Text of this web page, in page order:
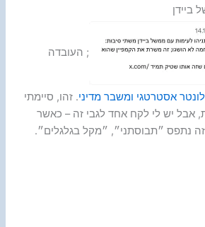
ביידן
; העובדה
אסטרטגי ומשבר מדיני. זהו, סיימתי
אבל יש לי לקח אחד לגבי זה – כאשר
נתפס ״תבוסתני״, ״מקל בגלגלים״.